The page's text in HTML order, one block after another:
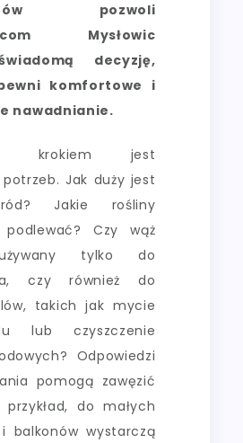
pozwoli
Mysłowic
decyzję,
komfortowe i
nawadnianie.
krokiem jest
Jak duży jest
Jakie rośliny
podlewać? Czy wąż
tylko do
czy również do
takich jak mycie
lub czyszczenie
Odpowiedzi
pomogą zawęzić
do małych
balkonów wystarczą